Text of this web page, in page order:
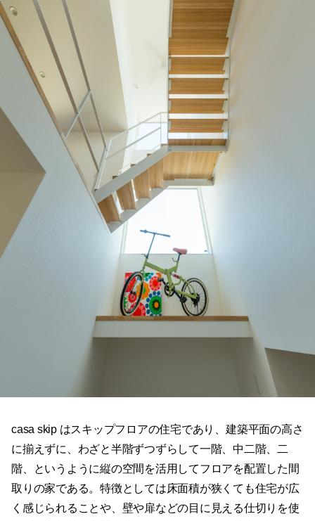
casa skip はスキップフロアの住宅であり、建築平面の高さ
に揃えずに、わざと半階ずつずらして一階、中二階、二
階、というように縦の空間を活用してフロアを配置した間
取りの家である。特徴としては床面積が狭くても住宅が広
く感じられることや、壁や扉などの目に見える仕切りを使